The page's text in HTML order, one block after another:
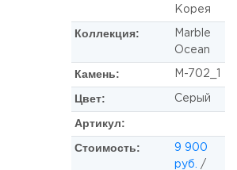
Корея
Коллекция:
Marble
Ocean
Камень: M-702_1
Цвет: Серый
Артикул:
Стоимость:
9 900
руб.
/